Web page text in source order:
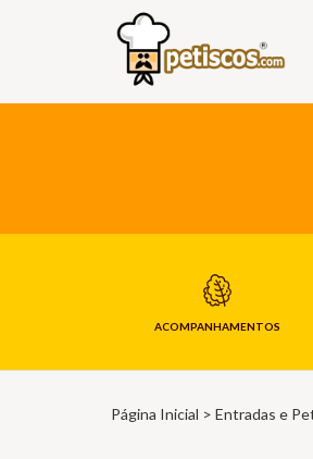
ACOMPANHAMENTOS
Página Inicial > Entradas e